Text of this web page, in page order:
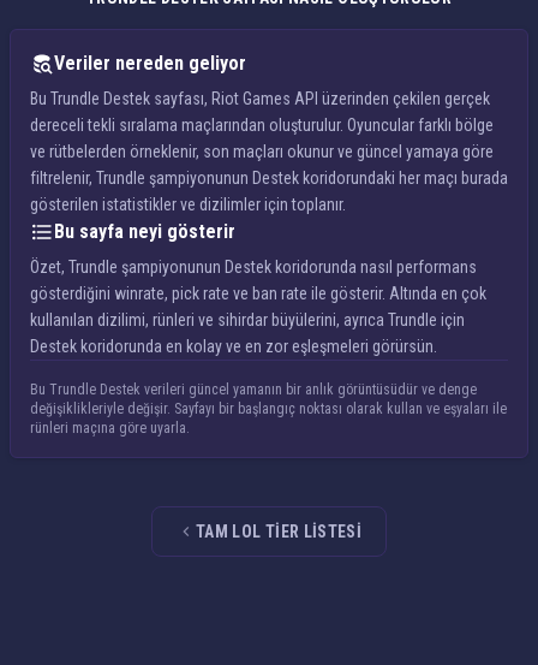
Veriler nereden geliyor
Bu Trundle Destek sayfası, Riot Games API üzerinden çekilen gerçek
dereceli tekli sıralama maçlarından oluşturulur. Oyuncular farklı bölge
ve rütbelerden örneklenir, son maçları okunur ve güncel yamaya göre
filtrelenir, Trundle şampiyonunun Destek koridorundaki her maçı burada
gösterilen istatistikler ve dizilimler için toplanır.
Bu sayfa neyi gösterir
Özet, Trundle şampiyonunun Destek koridorunda nasıl performans
gösterdiğini winrate, pick rate ve ban rate ile gösterir. Altında en çok
kullanılan dizilimi, rünleri ve sihirdar büyülerini, ayrıca Trundle için
Destek koridorunda en kolay ve en zor eşleşmeleri görürsün.
Bu Trundle Destek verileri güncel yamanın bir anlık görüntüsüdür ve denge
değişiklikleriyle değişir. Sayfayı bir başlangıç noktası olarak kullan ve eşyaları ile
rünleri maçına göre uyarla.
TAM LOL TIER LISTESI